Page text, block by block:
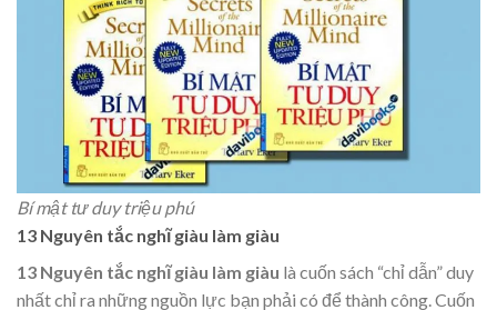
Bí mật tư duy triệu phú
13 Nguyên tắc nghĩ giàu làm giàu
13 Nguyên tắc nghĩ giàu làm giàu là cuốn sách “chỉ dẫn” duy
nhất chỉ ra những nguồn lực bạn phải có để thành công. Cuốn